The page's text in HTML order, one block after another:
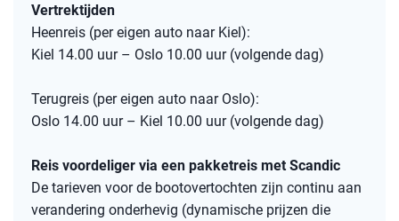
Vertrektijden
Heenreis (per eigen auto naar Kiel):
Kiel 14.00 uur – Oslo 10.00 uur (volgende dag)
Terugreis (per eigen auto naar Oslo):
Oslo 14.00 uur – Kiel 10.00 uur (volgende dag)
Reis voordeliger via een pakketreis met Scandic
De tarieven voor de bootovertochten zijn continu aan
verandering onderhevig (dynamische prijzen die